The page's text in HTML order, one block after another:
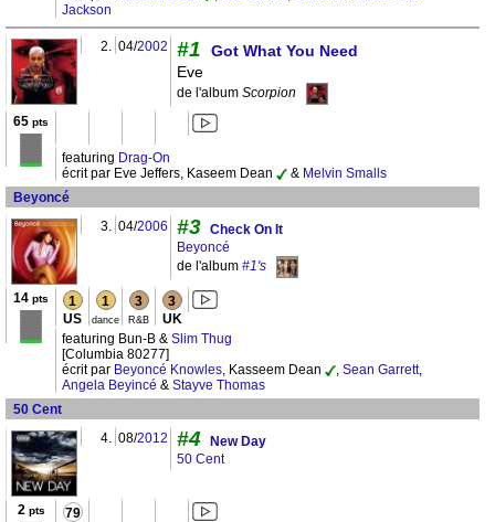
Jackson
2. 04/2002 #1
Got What You Need
Eve
de l'album Scorpion
65 pts
featuring Drag-On
écrit par Eve Jeffers, Kaseem Dean
& Melvin Smalls
Beyoncé
3.
04/2006 #3 Check On It
Beyoncé
de l'album #1's
14 pts 1
US
1
dance
3
R&B
3
UK
featuring Bun-B & Slim Thug
[Columbia 80277]
écrit par Beyoncé Knowles , Kasseem Dean Sean Garrett,
Angela Beyincé & Stayve Thomas
50 Cent
4.
08/2012 #4 New Day
50 Cent
2 pts 79